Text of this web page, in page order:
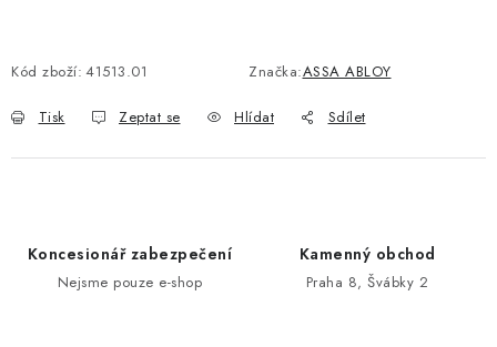
Zámečnické služby Státní instituce
Zabezpečení bytů
Obchodní podmínky
Naše výhody
Kód zboží: 41513.01 Značka:ASSA ABLOY
Tisk Zeptat se Hlídat Sdílet
Koncesionář zabezpečení
Nejsme pouze e-shop
Kamenný obchod
Praha 8, Švábky 2